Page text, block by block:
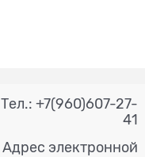
Тел.: +7(960)607-27-
41
Адрес электронной